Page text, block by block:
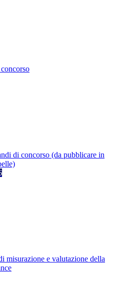
di concorso (da pubblicare in
misurazione e valutazione della